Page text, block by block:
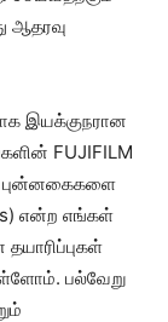
ஆதரவு
இயக்குநரான
FUJIFILM
புன்னகைகளை
என்ற எங்கள்
பல்வேறு